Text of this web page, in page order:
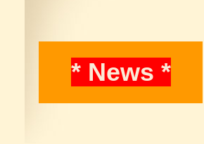
* News *